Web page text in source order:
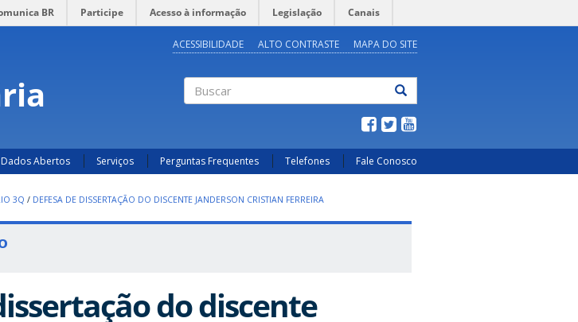
BR Participe Acesso à informação Legislação Canais
ACESSIBILIDADE ALTO CONTRASTE MAPA DO SITE
Dados Abertos Serviços Perguntas Frequentes Telefones Fale Conosco
3Q / DEFESA DE DISSERTAÇÃO DO DISCENTE JANDERSON CRISTIAN FERREIRA
do discente